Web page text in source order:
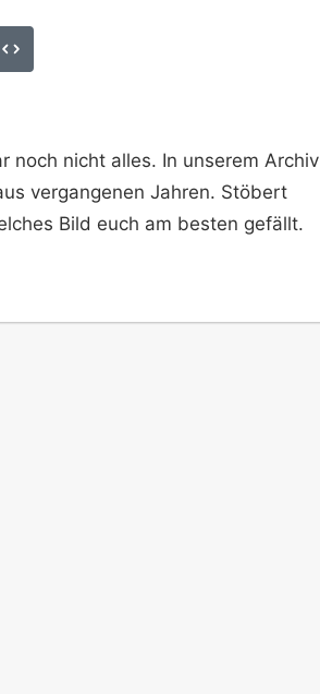
noch nicht alles. In unserem Archiv
vergangenen Jahren. Stöbert
Bild euch am besten gefällt.